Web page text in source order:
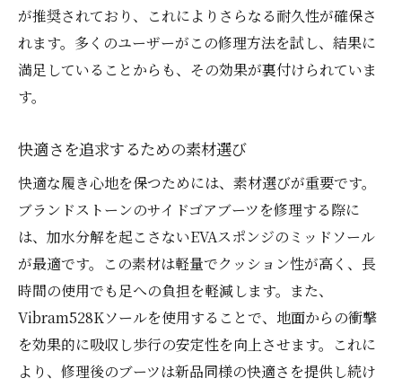
が推奨されており、これによりさらなる耐久性が確保さ
れます。多くのユーザーがこの修理方法を試し、結果に
満足していることからも、その効果が裏付けられていま
す。
快適さを追求するための素材選び
快適な履き心地を保つためには、素材選びが重要です。
ブランドストーンのサイドゴアブーツを修理する際に
は、加水分解を起こさないEVAスポンジのミッドソール
が最適です。この素材は軽量でクッション性が高く、長
時間の使用でも足への負担を軽減します。また、
Vibram528Kソールを使用することで、地面からの衝撃
を効果的に吸収し歩行の安定性を向上させます。これに
より、修理後のブーツは新品同様の快適さを提供し続け